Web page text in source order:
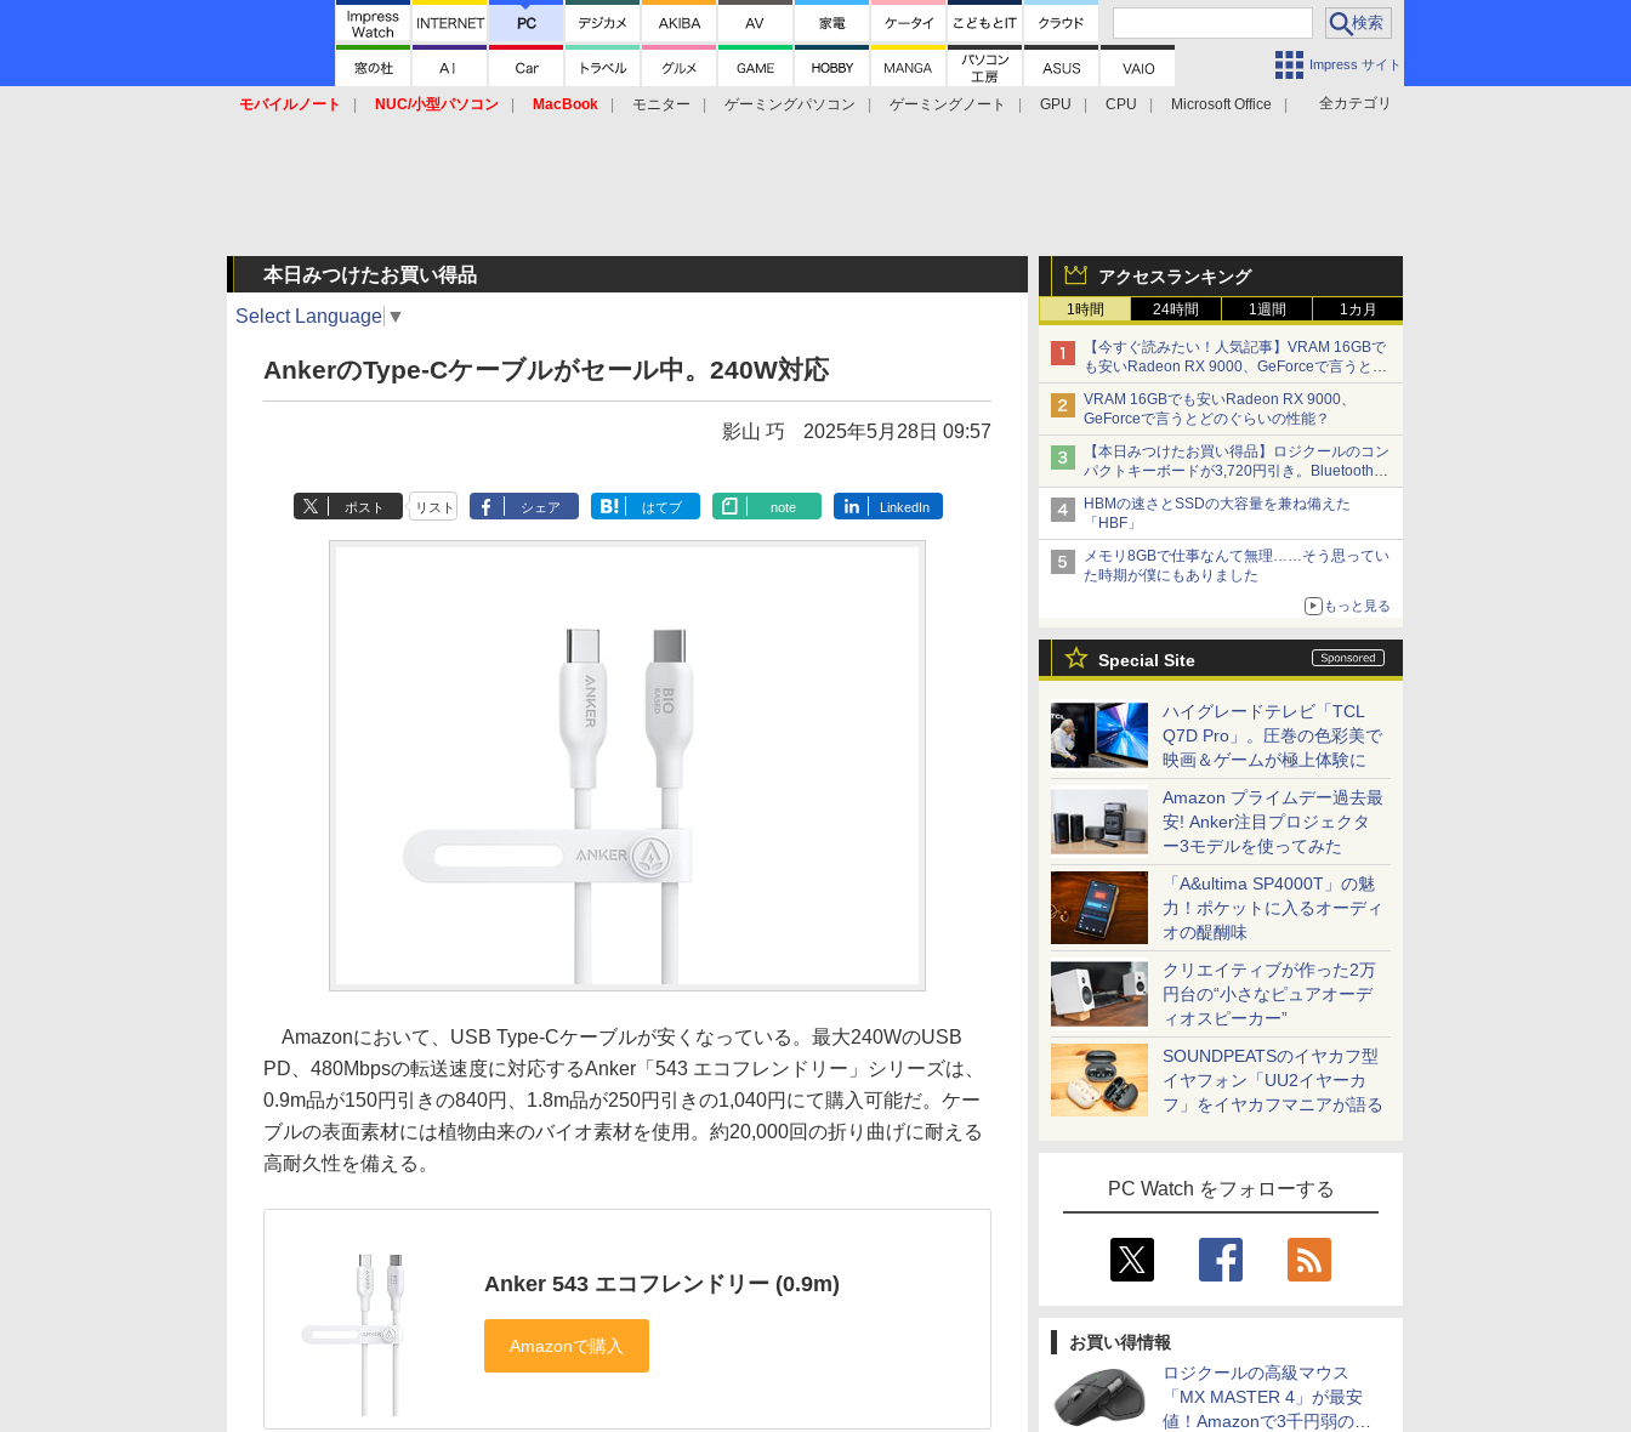
Impress サイト
全カテゴリ
モバイルノート NUC/小型パソコン MacBook モニター ゲーミングパソコン ゲーミングノート GPU CPU
Microsoft Office
アクセスランキング
1時間 24時間 1週間 1カ月
【今すぐ読みたい！人気記事】VRAM 16GBで
も安いRadeon RX 9000、GeForceで言うとど
のぐらいの性能？ - PC Watch
VRAM 16GBでも安いRadeon RX 9000、
GeForceで言うとどのぐらいの性能？
【本日みつけたお買い得品】ロジクールのコン
パクトキーボードが3,720円引き。Bluetoothで3
台接続対応
HBMの速さとSSDの大容量を兼ね備えた
「HBF」
メモリ8GBで仕事なんて無理……そう思ってい
た時期が僕にもありました
もっと見る
Special Site
ハイグレードテレビ「TCL
Q7D Pro」。圧巻の色彩美で
映画＆ゲームが極上体験に
Amazon プライムデー過去最
安! Anker注目プロジェクタ
ー3モデルを使ってみた
「A&ultima SP4000T」の魅
力！ポケットに入るオーディ
オの醍醐味
クリエイティブが作った2万
円台の“小さなピュアオーデ
ィオスピーカー”
SOUNDPEATSのイヤカフ型
イヤフォン「UU2イヤーカ
フ」をイヤカフマニアが語る
PC Watch をフォローする
お買い得情報
ロジクールの高級マウス
「MX MASTER 4」が最安
値！Amazonで3千円弱の割
本日みつけたお買い得品
Select Language ▼
AnkerのType-Cケーブルがセール中。240W対応
影山 巧 2025年5月28日 09:57
ポスト リスト シェア はてブ note LinkedIn
Amazonにおいて、USB Type-Cケーブルが安くなっている。最大240WのUSB
PD、480Mbpsの転送速度に対応するAnker「543 エコフレンドリー」シリーズは、
0.9m品が150円引きの840円、1.8m品が250円引きの1,040円にて購入可能だ。ケー
ブルの表面素材には植物由来のバイオ素材を使用。約20,000回の折り曲げに耐える
高耐久性を備える。
Anker 543 エコフレンドリー (0.9m)